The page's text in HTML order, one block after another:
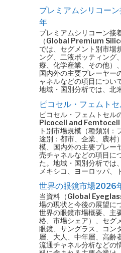
プレミアムシリコー
年
プレミアムシリコーン接
（Global Premium
では、セグメント別市場
ング、二液ポッティング
療、化学産業、その他）
国内外の主要プレーヤー
ャネルなどの項目につい
地域・国別分析では、北
ピコセル・フェムト
ピコセル・フェムトセ
Picocell and Femtocell
ト別市場規模（種類別：
途別：都市、企業、農村
模、国内外の主要プレー
売チャネルなどの項目に
た。地域・国別分析では
メキシコ、ヨーロッパ、
世界の眼鏡市場2026
当資料（Global
場の現状と今後の展望に
世界の眼鏡市場概要、主
格、市場シェア）、セグ
眼鏡、サングラス、コン
層、大人、中年層、高齢
流通チャネル分析などの